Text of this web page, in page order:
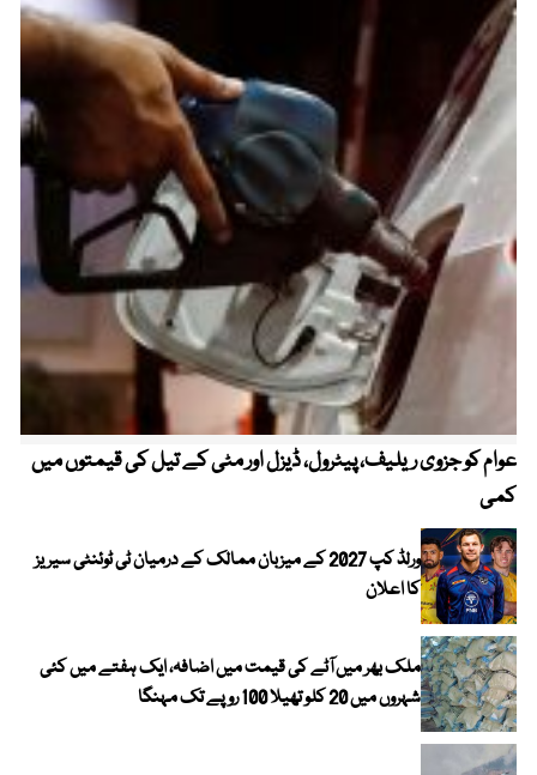
عوام کو جزوی ریلیف، پیٹرول، ڈیزل اور مٹی کے تیل کی قیمتوں میں
کمی
ورلڈ کپ 2027 کے میزبان ممالک کے درمیان ٹی ٹوئنٹی سیریز
کا اعلان
ملک بھر میں آٹے کی قیمت میں اضافہ، ایک ہفتے میں کئی
شہروں میں 20 کلو تھیلا 100 روپے تک مہنگا